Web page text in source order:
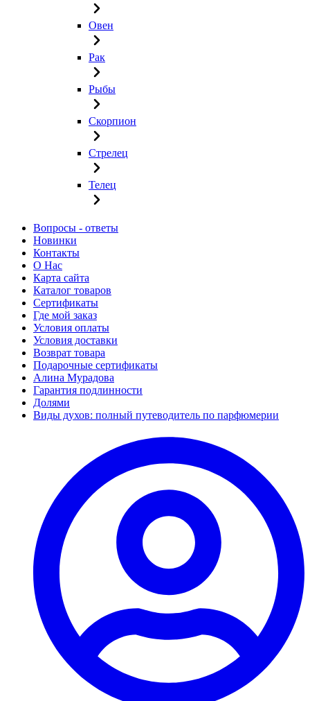
Овен
Рак
Рыбы
Скорпион
Стрелец
Телец
Вопросы - ответы
Новинки
Контакты
О Нас
Карта сайта
Каталог товаров
Сертификаты
Где мой заказ
Условия оплаты
Условия доставки
Возврат товара
Подарочные сертификаты
Алина Мурадова
Гарантия подлинности
Долями
Виды духов: полный путеводитель по парфюмерии